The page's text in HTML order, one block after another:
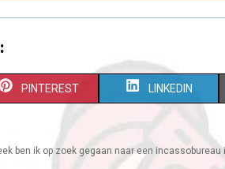
S
PINTEREST S
LINKEDIN
ben ik op zoek gegaan naar een